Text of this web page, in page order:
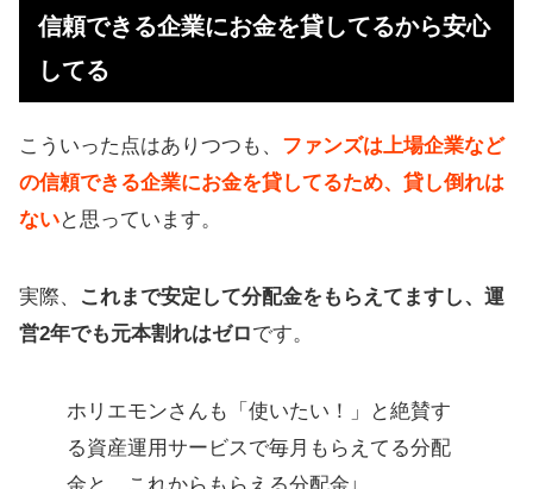
信頼できる企業にお金を貸してるから安心
してる
こういった点はありつつも、 ファンズは上場企業など
の信頼できる企業にお金を貸してるため、貸し倒れは
ないと思っています。
実際、
これまで安定して分配金をもらえてますし、運
営2年でも元本割れはゼロです。
ホリエモンさんも「使いたい！」と絶賛す
る資産運用サービスで毎月もらえてる分配